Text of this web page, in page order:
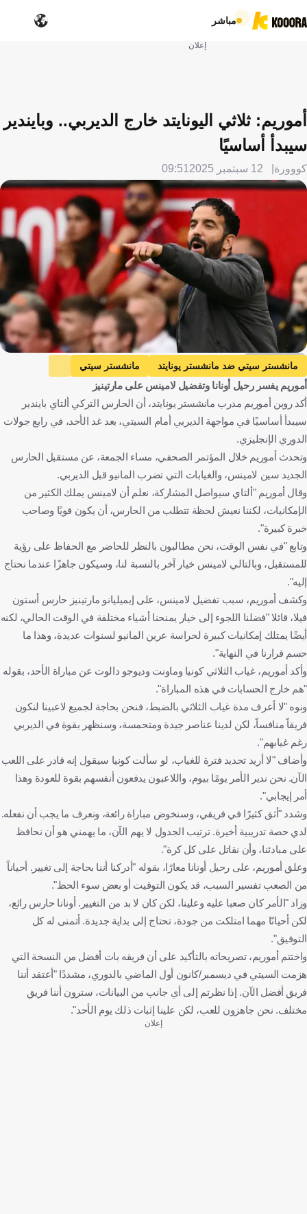
مباشر
إعلان
أموريم: ثلاثي اليونايتد خارج الديربي.. وبايندير
سيبدأ أساسيًا
كووورة 12 سبتمبر 2025 09:51
Getty Images
مانشستر سيتي ضد مانشستر يونايتد
مانشستر سيتي
مانشستر يونايتد
الدوري الإنجليزي الممتاز
أندريه أونانا
ألتاي بايندير سيني لامينس
إيميليانو مارتينيز
كرة قدم
أموريم يفسر رحيل أونانا وتفضيل لامينس على مارتينيز
أكد روبن أموريم مدرب مانشستر يونايتد، أن الحارس التركي ألتاي بايندير
سيبدأ أساسيًا في مواجهة الديربي أمام السيتي، بعد غد الأحد، في رابع جولات
الدوري الإنجليزي.
وتحدث أموريم خلال المؤتمر الصحفي، مساء الجمعة، عن مستقبل الحارس
الجديد سين لامينس، والغيابات التي تضرب المانيو قبل الديربي.
وقال أموريم "ألتاي سيواصل المشاركة، نعلم أن لامينس يملك الكثير من
الإمكانيات، لكننا نعيش لحظة تتطلب من الحارس، أن يكون قويًا وصاحب
خبرة كبيرة".
وتابع "في نفس الوقت، نحن مطالبون بالنظر للحاضر مع الحفاظ على رؤية
للمستقبل، وبالتالي لامينس خيار آخر بالنسبة لنا، وسيكون جاهزًا عندما نحتاج
إليه".
وكشف أموريم، سبب تفضيل لامينس، على إيميليانو مارتينيز حارس أستون
فيلا، قائلا "فضلنا اللجوء إلى خيار يمنحنا أشياء مختلفة في الوقت الحالي، لكنه
أيضًا يمتلك إمكانيات كبيرة لحراسة عرين المانيو لسنوات عديدة، وهذا ما
حسم قرارنا في النهاية".
وأكد أموريم، غياب الثلاثي كونيا وماونت وديوجو دالوت عن مباراة الأحد، بقوله
"هم خارج الحسابات في هذه المباراة".
ونوه "لا أعرف مدة غياب الثلاثي بالضبط، فنحن بحاجة لجميع لاعبينا لنكون
فريقاً منافساً، لكن لدينا عناصر جيدة ومتحمسة، وسنظهر بقوة في الديربي
رغم غيابهم".
وأضاف "لا أريد تحديد فترة للغياب، لو سألت كونيا سيقول إنه قادر على اللعب
الآن. نحن ندير الأمر يومًا بيوم، واللاعبون يدفعون أنفسهم بقوة للعودة وهذا
أمر إيجابي".
وشدد "أثق كثيرًا في فريقي، وسنخوض مباراة رائعة، ونعرف ما يجب أن نفعله.
لدي حصة تدريبية أخيرة. ترتيب الجدول لا يهم الآن، ما يهمني هو أن نحافظ
على مبادئنا، وأن نقاتل على كل كرة".
وعلق أموريم، على رحيل أونانا معارًا، بقوله "أدركنا أننا بحاجة إلى تغيير. أحياناً
من الصعب تفسير السبب، قد يكون التوقيت أو بعض سوء الحظ".
وزاد "الأمر كان صعبا عليه وعلينا، لكن كان لا بد من التغيير. أونانا حارس رائع،
لكن أحيانًا مهما امتلكت من جودة، تحتاج إلى بداية جديدة. أتمنى له كل
التوفيق".
واختتم أموريم، تصريحاته بالتأكيد على أن فريقه بات أفضل من النسخة التي
هزمت السيتي في ديسمبر/كانون أول الماضي بالدوري، مشددًا "أعتقد أننا
فريق أفضل الآن. إذا نظرتم إلى أي جانب من البيانات، سترون أننا فريق
مختلف. نحن جاهزون للعب، لكن علينا إثبات ذلك يوم الأحد".
إعلان